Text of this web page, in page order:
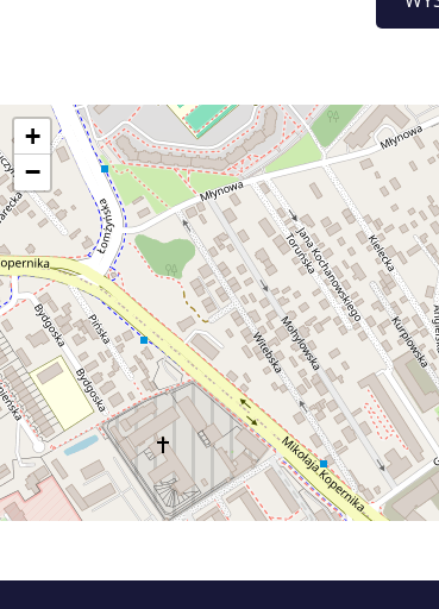
+
−